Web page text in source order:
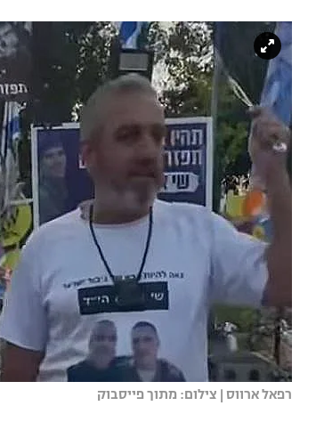
רפאל ארווס | צילום: מתוך פייסבוק